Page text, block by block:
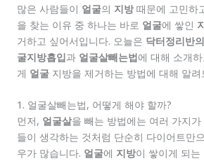
많은 사람들이 얼굴의 지방때문에 고민하
을 찾는 이유 중 하나는 바로 얼굴에 쌓인
거하고 싶어서입니다. 오늘은 닥터정리반
굴지방흡입과 얼굴살빼는법에 대해 소개
게 얼굴 지방을 제거하는 방법에 대해 알려
1. 얼굴살빼는법, 어떻게 해야 할까?
먼저, 얼굴살을 빼는 방법에는 여러 가지
들이 생각하는 것처럼 단순히 다이어트만
우가 많습니다. 얼굴에 지방이 쌓이게 되